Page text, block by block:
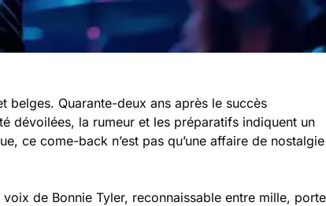
belges. Quarante-deux ans après le succès
dévoilées, la rumeur et les préparatifs indiquent un
ce come-back n’est pas qu’une affaire de nostalgie
de Bonnie Tyler, reconnaissable entre mille, porte